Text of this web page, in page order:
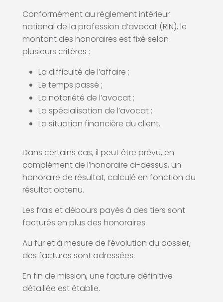
Conformément au règlement intérieur
national de la profession d’avocat (RIN), le
montant des honoraires est fixé selon
plusieurs critères :
La difficulté de l’affaire ;
Le temps passé ;
La notoriété de l’avocat ;
La spécialisation de l’avocat ;
La situation financière du client.
Dans certains cas, il peut être prévu, en
complément de l’honoraire ci-dessus, un
honoraire de résultat, calculé en fonction du
résultat obtenu.
Les frais et débours payés à des tiers sont
facturés en plus des honoraires.
Au fur et à mesure de l’évolution du dossier,
des factures sont adressées.
En fin de mission, une facture définitive
détaillée est établie.